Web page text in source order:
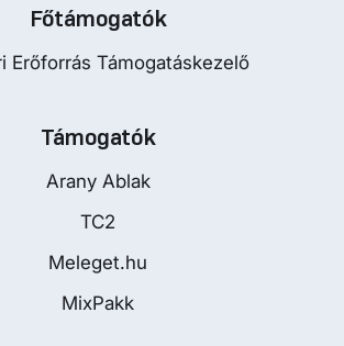
Főtámogatók
Erőforrás Támogatáskezelő
Támogatók
Arany Ablak
TC2
Meleget.hu
MixPakk